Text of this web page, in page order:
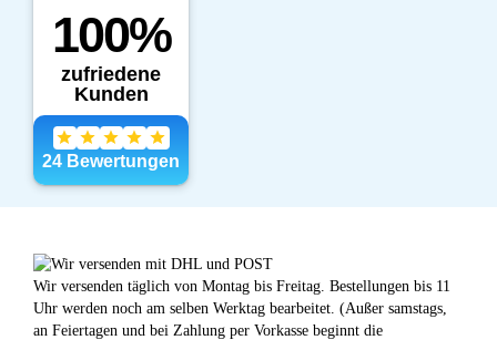
Wir versenden täglich von Montag bis Freitag. Bestellungen bis 11
Uhr werden noch am selben Werktag bearbeitet. (Außer samstags,
an Feiertagen und bei Zahlung per Vorkasse beginnt die